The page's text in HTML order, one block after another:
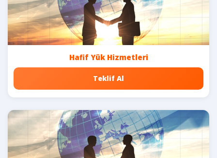
Hafif Yük Hizmetleri
Teklif Al